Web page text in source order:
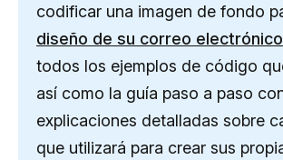
codificar una imagen de fondo
diseño de su correo electrónico
todos los ejemplos de código
así como la guía paso a paso
explicaciones detalladas sobre
que utilizará para crear sus